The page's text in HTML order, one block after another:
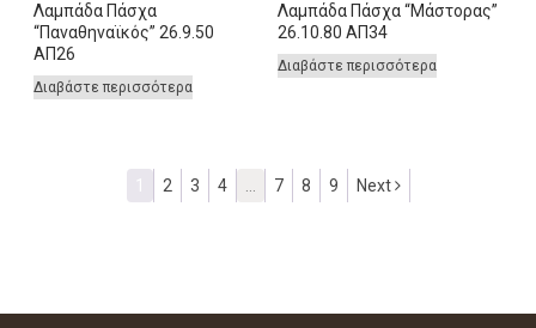
Λαμπάδα Πάσχα
“Παναθηναϊκός” 26.9.50
ΑΠ26
Διαβάστε περισσότερα
Λαμπάδα Πάσχα “Μάστορας”
26.10.80 ΑΠ34
Διαβάστε περισσότερα
1 2 3 4 7 8 9 Next